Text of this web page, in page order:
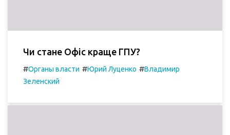
Чи стане Офіс краще ГПУ?
#Органы власти #Юрий Луценко #Владимир
Зеленский